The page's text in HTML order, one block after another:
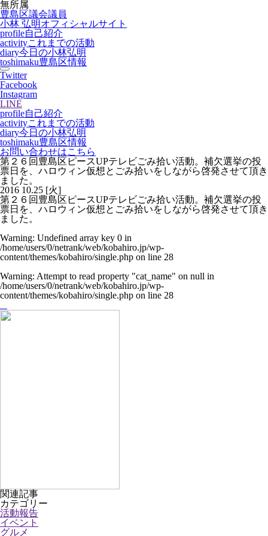
無所属
豊島区議会議員
小林 弘明オフィシャルサイト
profile自己紹介
activityこれまでの活動
diary今日の小林弘明
toshimaku豊島区情報
Twitter
Facebook
Instagram
LINE
profile自己紹介
activityこれまでの活動
diary今日の小林弘明
toshimaku豊島区情報
お問い合わせはこちら
第２６回豊島区ピースUPテレビごみ拾い活動。補欠選挙の投
票日を、ハロウィン仮想とごみ拾いをしながら啓発させて頂き
ました。
2016 10.25 [火]
第２６回豊島区ピースUPテレビごみ拾い活動。補欠選挙の投
票日を、ハロウィン仮想とごみ拾いをしながら啓発させて頂き
ました。
Warning: Undefined array key 0 in
/home/users/0/netrank/web/kobahiro.jp/wp-
content/themes/kobahiro/single.php on line 28
Warning: Attempt to read property "cat_name" on null in
/home/users/0/netrank/web/kobahiro.jp/wp-
content/themes/kobahiro/single.php on line 28
関連記事
カテゴリー
活動報告
イベント
グルメ